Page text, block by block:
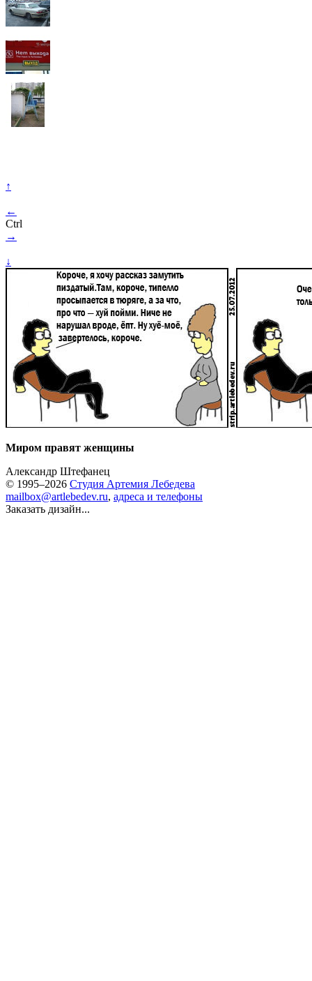
↑
←
Ctrl
→
↓
Миром правят женщины
Александр Штефанец
© 1995–2026 Студия Артемия Лебедева
mailbox@artlebedev.ru, адреса и телефоны
Заказать дизайн...